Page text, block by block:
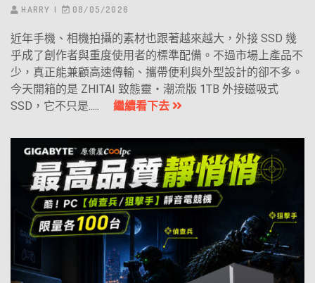
HARRY 08/05/2026
近年手機、相機拍攝的素材也跟著越來越大，外接 SSD 幾
乎成了創作者與重度使用者的標準配備。不過市場上產品不
少，真正能兼顧高速傳輸、攜帶便利與外型設計的卻不多。
今天開箱的是 ZHITAI 致態靈・潮流版 1TB 外接磁吸式
SSD，它不只是..... 繼續看下去